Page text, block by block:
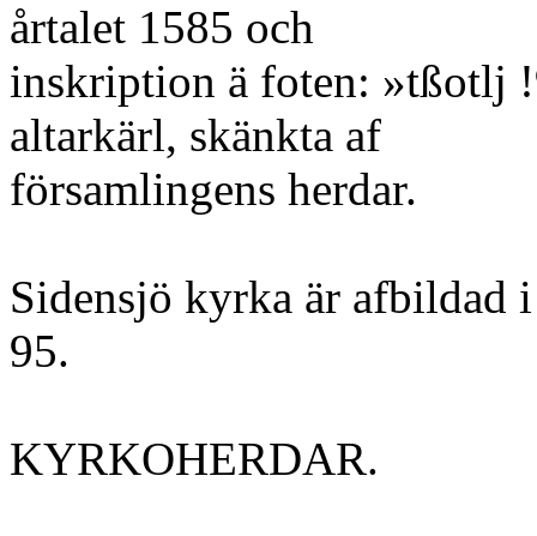
årtalet 1585 och
inskription ä foten: »tßotlj
altarkärl, skänkta af
församlingens herdar.
Sidensjö kyrka är
95.
KYRKOHERDAR.